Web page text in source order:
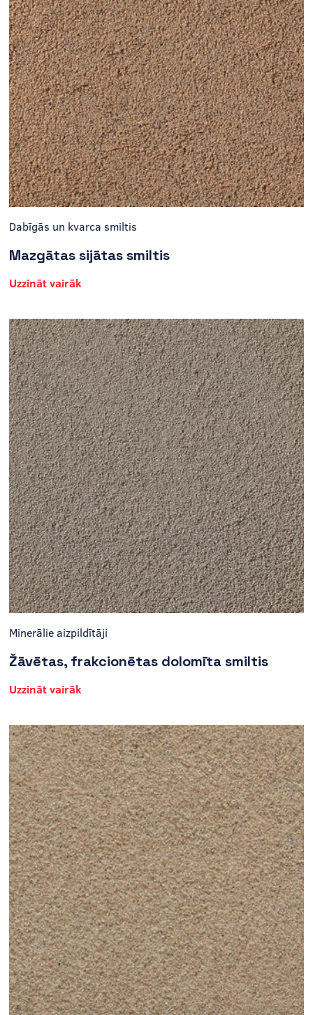
Dabīgās un kvarca smiltis
Mazgātas sijātas smiltis
Uzzināt vairāk
Minerālie aizpildītāji
Žāvētas, frakcionētas dolomīta smiltis
Uzzināt vairāk